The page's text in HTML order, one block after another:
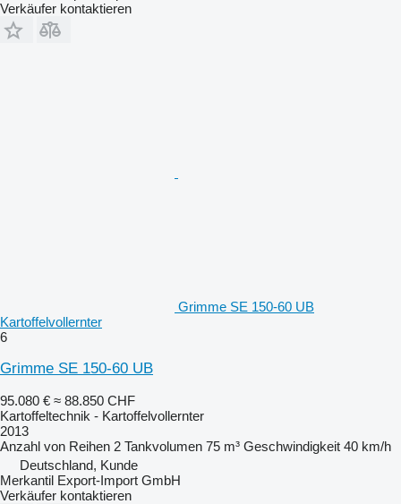
Verkäufer kontaktieren
Grimme SE 150-60 UB
Kartoffelvollernter
6
Grimme SE 150-60 UB
95.080 € ≈ 88.850 CHF
Kartoffeltechnik - Kartoffelvollernter
2013
Anzahl von Reihen 2 Tankvolumen 75 m³ Geschwindigkeit 40 km/h
Deutschland, Kunde
Merkantil Export-Import GmbH
Verkäufer kontaktieren